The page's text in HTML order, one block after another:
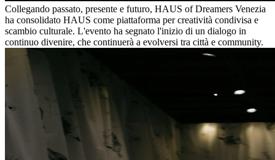
Collegando passato, presente e futuro, HAUS of Dreamers Venezia
ha consolidato HAUS come piattaforma per creatività condivisa e
scambio culturale. L'evento ha segnato l'inizio di un dialogo in
continuo divenire, che continuerà a evolversi tra città e community.